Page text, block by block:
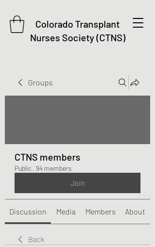
Colorado Transplant
Nurses Society (CTNS)
Groups
CTNS members
Public · 94 members
Join
Discussion Media Members About
Back